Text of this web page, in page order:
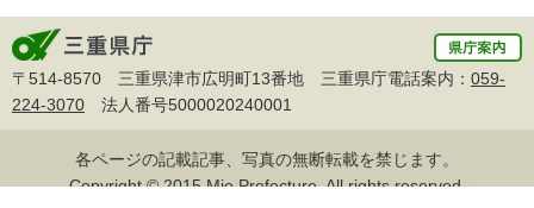
〒514-8570 三重県津市広明町13番地 三重県庁電話案内： 059-
224-3070 法人番号5000020240001
各ページの記載記事、写真の無断転載を禁じます。
Copyright © 2015 Mie Prefecture, All rights reserved.